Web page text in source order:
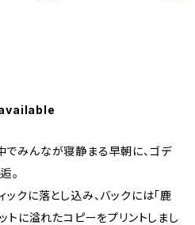
でみんなが寝静まる早朝に、ゴデ
。
クに落とし込み、バックには「鹿
トに溢れたコピーをプリントしまし